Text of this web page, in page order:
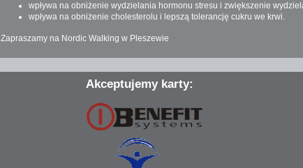
wpływa na obniżenie wydzielania hormonu stresu i zwiększenie
wpływa na obniżenie cholesterolu i lepszą tolerancję cukru we krwi.
Zapraszamy na Nordic Walking w Pleszewie
Akceptujemy karty: